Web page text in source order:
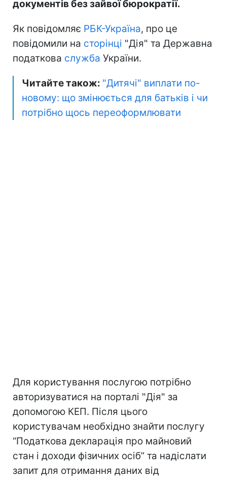
документів без зайвої бюрократії.
Як повідомляє РБК-Україна, про це
повідомили на сторінці "Дія" та Державна
податкова служба України.
Читайте також: "Дитячі" виплати по-
новому: що змінюється для батьків і чи
потрібно щось переоформлювати
Для користування послугою потрібно
авторизуватися на порталі "Дія" за
допомогою КЕП. Після цього
користувачам необхідно знайти послугу
“Податкова декларація про майновий
стан і доходи фізичних осіб” та надіслати
запит для отримання даних від